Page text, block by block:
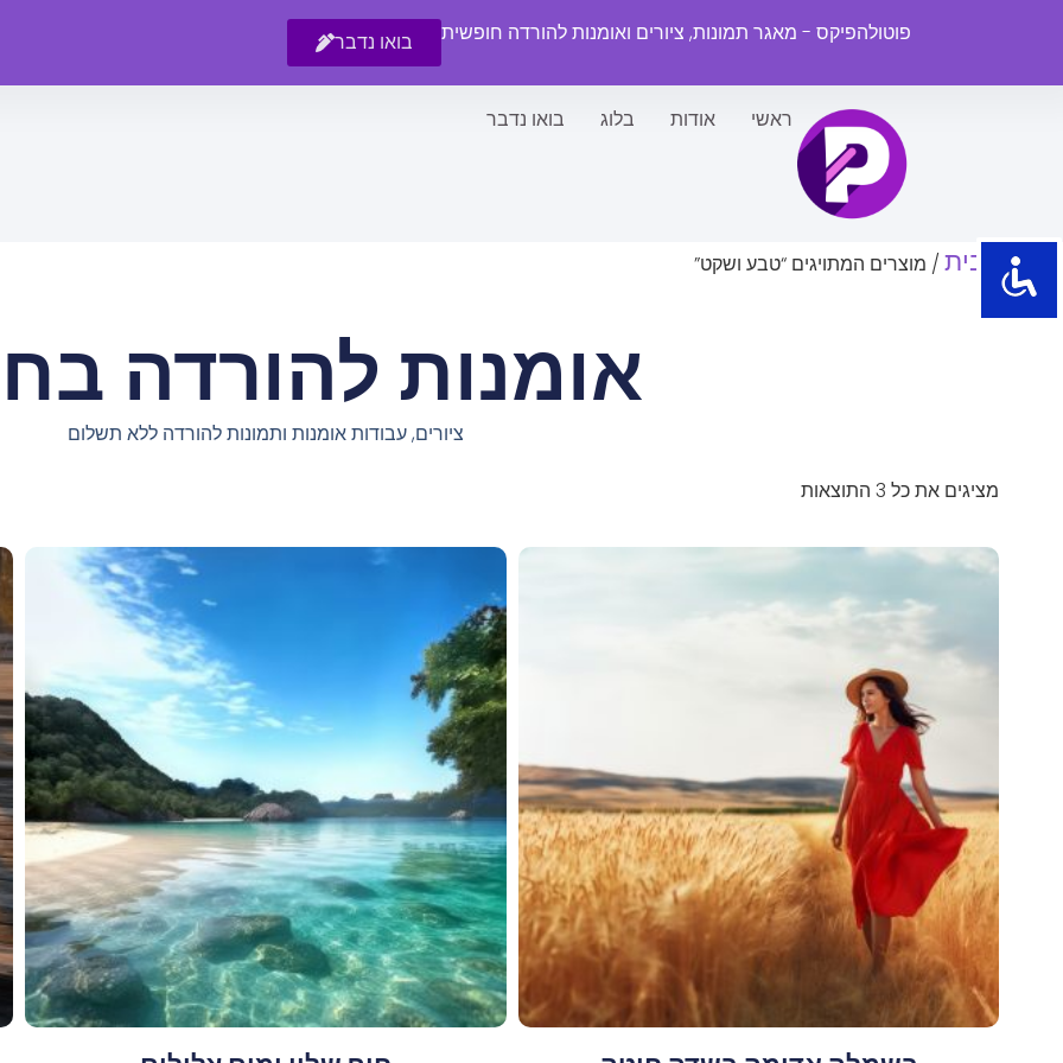
פוטולהפיקס - מאגר תמונות, ציורים ואומנות להורדה חופשית בואו נדבר
ראשי אודות בלוג בואו נדבר
עמוד הבית / מוצרים המתויגים “טבע ושקט”
אומנות להורדה
ציורים, עבודות אומנות ותמונות להורדה ללא תשלום
מציגים את כל ⁦3⁩ התוצאות